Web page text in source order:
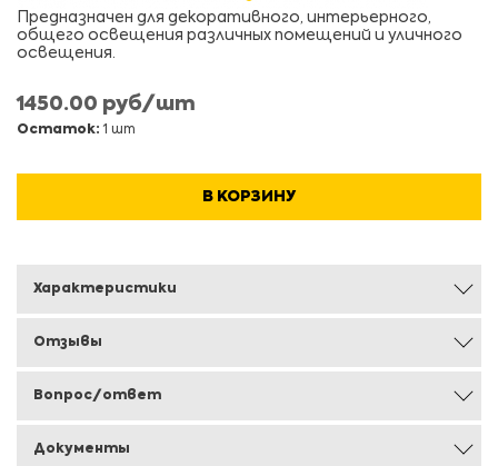
Предназначен для декоративного, интерьерного,
общего освещения различных помещений и уличного
освещения.
1450.00 руб/шт
Остаток: 1 шт
В КОРЗИНУ
Характеристики
Отзывы
Вопрос/ответ
Документы